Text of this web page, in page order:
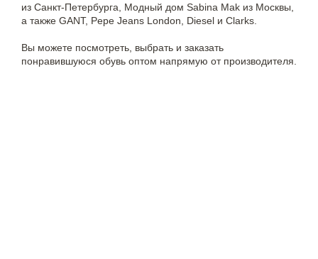
из Санкт-Петербурга, Модный дом Sabina Mak из Москвы,
а также GANT, Pepe Jeans London, Diesel и Clarks.
Вы можете посмотреть, выбрать и заказать
понравившуюся обувь оптом напрямую от производителя.